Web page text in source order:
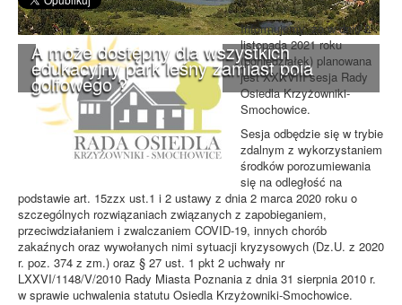
A może dostępny dla wszystkich
edukacyjny park leśny zamiast pola
golfowego ?
Informujemy, że w dniu 8
listopada 2021 roku
(poniedziałek) planowana
jest XXXVIII sesja Rady
Osiedla Krzyżowniki-
Smochowice.
Sesja odbędzie się w trybie
zdalnym z wykorzystaniem
środków porozumiewania
się na odległość na
podstawie art. 15zzx ust.1 i 2 ustawy z dnia 2 marca 2020 roku o
szczególnych rozwiązaniach związanych z zapobieganiem,
przeciwdziałaniem i zwalczaniem COVID-19, innych chorób
zakaźnych oraz wywołanych nimi sytuacji kryzysowych (Dz.U. z 2020
r. poz. 374 z zm.) oraz § 27 ust. 1 pkt 2 uchwały nr
LXXVI/1148/V/2010 Rady Miasta Poznania z dnia 31 sierpnia 2010 r.
w sprawie uchwalenia statutu Osiedla Krzyżowniki-Smochowice.